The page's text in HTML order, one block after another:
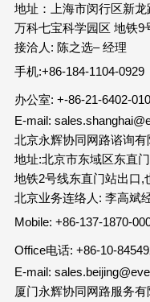
地址：上海市闵行区新龙
万科七宝科学园区 地铁9
接洽人: 陈之选– 经理
手机:+86-184-1104-0929
办公室: +-86-21-6402-
E-mail:
北京永辉协同网路谘询有
地址:北京市东域区东直
地铁2号线东直门站出口,
北京业务连络人: 李高斌
Mobile: +86-137-1870-
Office电话: +86-10-
E-mail:
厦门永辉协同网路服务有